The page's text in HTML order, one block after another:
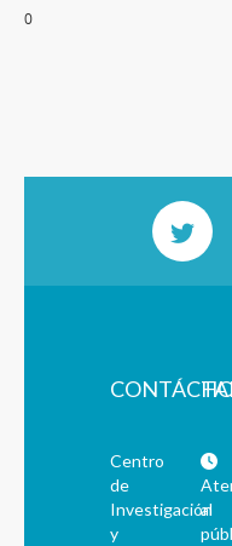
0
Centro
de
Investigación
y
al